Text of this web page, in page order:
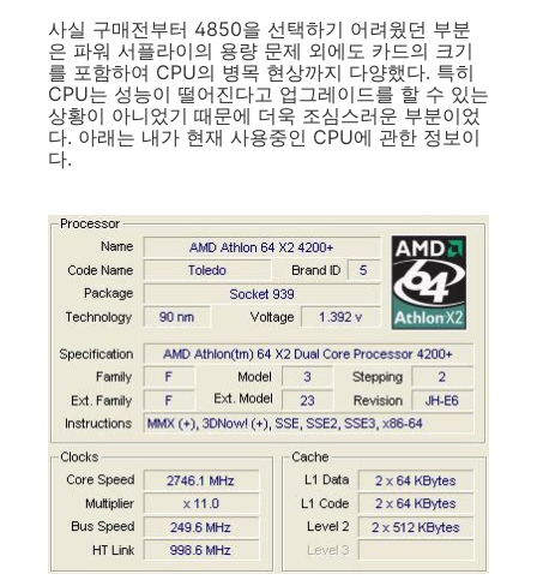
사실 구매전부터 4850을 선택하기 어려웠던 부분
은 파워 서플라이의 용량 문제 외에도 카드의 크기
를 포함하여 CPU의 병목 현상까지 다양했다. 특히
CPU는 성능이 떨어진다고 업그레이드를 할 수 있는
상황이 아니었기 때문에 더욱 조심스러운 부분이었
다. 아래는 내가 현재 사용중인 CPU에 관한 정보이
다.